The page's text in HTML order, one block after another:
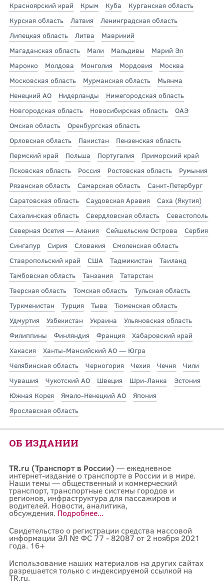
Красноярский край
Крым Куба
Курганская область
Курская область
Латвия
Ленинградская область
Липецкая область
Литва
Маврикий
Магаданская область
Мали Мальдивы
Марий Эл
Марокко
Молдова Монголия Мордовия
Москва
Московская область
Мурманская область
Мьянма
Ненецкий АО
Нидерланды
Нижегородская область
Новгородская область
Новосибирская область
ОАЭ
Омская область
Оренбургская область
Орловская область
Пакистан
Пензенская область
Пермский край
Польша Португалия
Приморский край
Псковская область
Россия Ростовская область
Румыния
Рязанская область
Самарская область
Санкт-Петербург
Саратовская область
Саудовская Аравия
Саха (Якутия)
Сахалинская область
Свердловская область
Севастополь
Северная Осетия — Алания
Сейшельские Острова
Сербия
Сингапур
Сирия Словакия
Смоленская область
Ставропольский край
США Таджикистан
Таиланд
Тамбовская область
Танзания
Татарстан
Тверская область
Томская область
Тульская область
Туркменистан
Турция Тыва
Тюменская область
Удмуртия
Узбекистан Украина
Ульяновская область
Филиппины
Финляндия Франция
Хабаровский край
Хакасия
Ханты-Мансийский АО — Югра
Челябинская область
Черногория Чехия Чечня
Чили
Чувашия
Чукотский АО Швеция Шри-Ланка
Эстония
Южная Корея
Ямало-Ненецкий АО
Япония
Ярославская область
ОБ ИЗДАНИИ
TR.ru (Транспорт в России) — ежедневное
интернет-издание о транспорте в России и в мире.
Наши темы — общественный и коммерческий
транспорт, транспортные системы городов и
регионов, инфраструктура для пассажиров и
водителей. Новости, аналитика,
обсуждения. Подробнее...
Свидетельство о регистрации средства массовой
информации ЭЛ № ФС 77 - 82087 от 2 ноября 2021
года. 16+
Использование наших материалов на других сайтах
разрешается только с индексируемой ссылкой на
TR.ru.